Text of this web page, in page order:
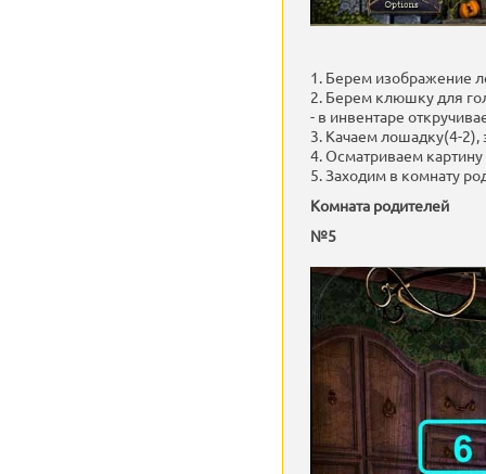
1. Берем изображение
2. Берем клюшку для
- в инвентаре
3. Качаем лошадку(4-2),
4. Осматриваем картину
5. Заходим в комнату
Комната родителей
№5